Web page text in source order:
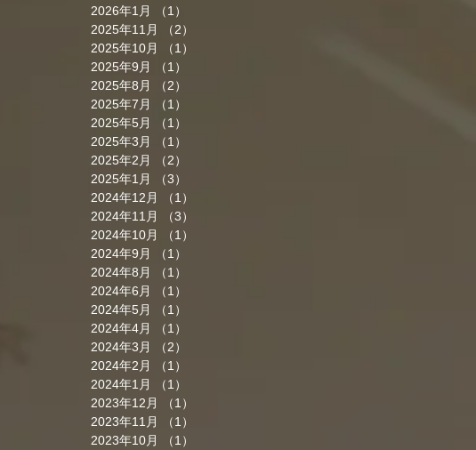
2026年1月
（1）
2025年11月
（2）
2025年10月
（1）
2025年9月
（1）
2025年8月
（2）
2025年7月
（1）
2025年5月
（1）
2025年3月
（1）
2025年2月
（2）
2025年1月
（3）
2024年12月
（1）
2024年11月
（3）
2024年10月
（1）
2024年9月
（1）
2024年8月
（1）
2024年6月
（1）
2024年5月
（1）
2024年4月
（1）
2024年3月
（2）
2024年2月
（1）
2024年1月
（1）
2023年12月
（1）
2023年11月
（1）
2023年10月
（1）